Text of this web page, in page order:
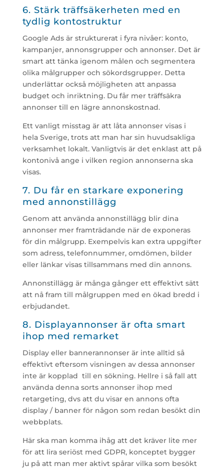
6. Stärk träffsäkerheten med en
tydlig kontostruktur
Google Ads är strukturerat i fyra nivåer: konto,
kampanjer, annonsgrupper och annonser. Det är
smart att tänka igenom målen och segmentera
olika målgrupper och sökordsgrupper. Detta
underlättar också möjligheten att anpassa
budget och inriktning. Du får mer träffsäkra
annonser till en lägre annonskostnad.
Ett vanligt misstag är att låta annonser visas i
hela Sverige, trots att man har sin huvudsakliga
verksamhet lokalt. Vanligtvis är det enklast att på
kontonivå ange i vilken region annonserna ska
visas.
7. Du får en starkare exponering
med annonstillägg
Genom att använda annonstillägg blir dina
annonser mer framträdande när de exponeras
för din målgrupp. Exempelvis kan extra uppgifter
som adress, telefonnummer, omdömen, bilder
eller länkar visas tillsammans med din annons.
Annonstillägg är många gånger ett effektivt sätt
att nå fram till målgruppen med en ökad bredd i
erbjudandet.
8. Displayannonser är ofta smart
ihop med remarket
Display eller bannerannonser är inte alltid så
effektivt eftersom visningen av dessa annonser
inte är kopplad till en sökning. Hellre i så fall att
använda denna sorts annonser ihop med
retargeting, dvs att du visar en annons ofta
display / banner för någon som redan besökt din
webbplats.
Här ska man komma ihåg att det kräver lite mer
för att lira seriöst med GDPR, konceptet bygger
ju på att man mer aktivt spårar vilka som besökt